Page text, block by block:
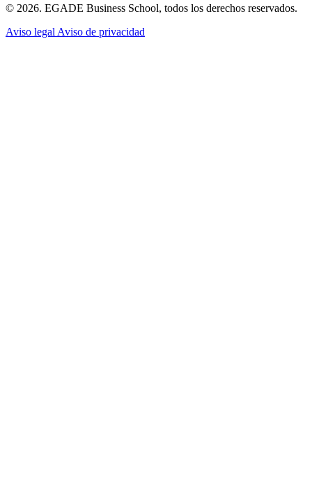
© 2026. EGADE Business School, todos los derechos reservados.
Aviso legal Aviso de privacidad